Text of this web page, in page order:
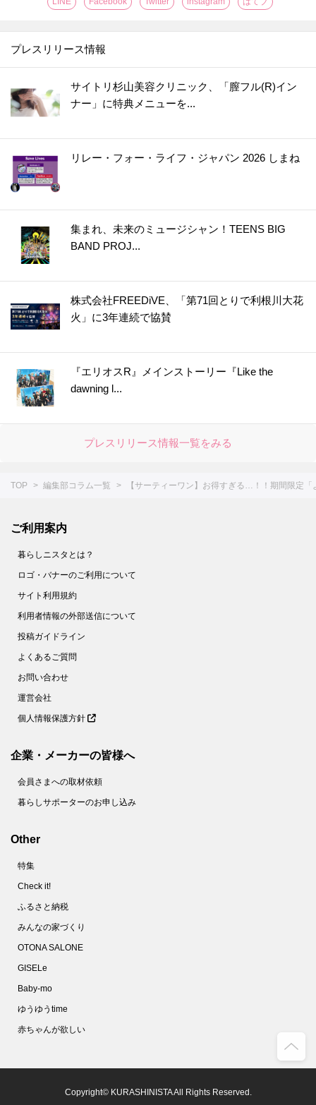
プレスリリース情報
サイトリ杉山美容クリニック、「膣フル(R)イン
ナー」に特典メニューを...
リレー・フォー・ライフ・ジャパン 2026 しまね
集まれ、未来のミュージシャン！TEENS BIG
BAND PROJ...
株式会社FREEDiVE、「第71回とりで利根川大花
火」に3年連続で協賛
『エリオスR』メインストーリー『Like the
dawning l...
プレスリリース情報一覧をみる
TOP 編集部コラム一覧 【サーティーワン】お得すぎる…！！期間限定
ご利用案内
暮らしニスタとは？
ロゴ・バナーのご利用について
サイト利用規約
利用者情報の外部送信について
投稿ガイドライン
よくあるご質問
お問い合わせ
運営会社
個人情報保護方針
企業・メーカーの皆様へ
会員さまへの取材依頼
暮らしサポーターのお申し込み
Other
特集
Check it!
ふるさと納税
みんなの家づくり
OTONA SALONE
GISELe
Baby-mo
ゆうゆうtime
赤ちゃんが欲しい
Copyright© KURASHINISTA All Rights Reserved.